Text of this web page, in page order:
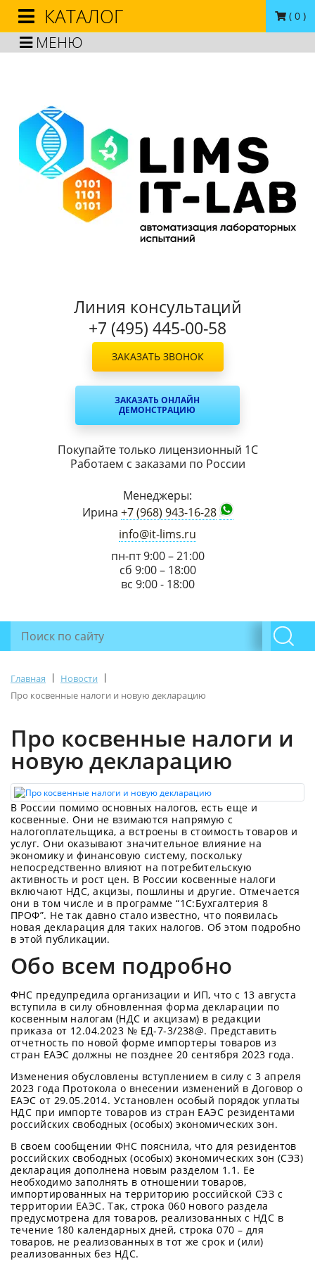
МЕНЮ
( 0 )
Линия консультаций
+7 (495) 445-00-58
ЗАКАЗАТЬ ЗВОНОК
ЗАКАЗАТЬ ОНЛАЙН
ДЕМОНСТРАЦИЮ
Покупайте только лицензионный 1С
Работаем с заказами по России
Менеджеры:
Ирина +7 (968) 943-16-28
info@it-lims.ru
пн-пт 9:00 – 21:00
сб 9:00 – 18:00
вс 9:00 - 18:00
КАТАЛОГ
Главная | Новости
|
Про косвенные налоги и новую декларацию
Про косвенные налоги и
новую декларацию
В России помимо основных налогов, есть еще и
косвенные. Они не взимаются напрямую с
налогоплательщика, а встроены в стоимость товаров и
услуг. Они оказывают значительное влияние на
экономику и финансовую систему, поскольку
непосредственно влияют на потребительскую
активность и рост цен. В России косвенные налоги
включают НДС, акцизы, пошлины и другие. Отмечается
они в том числе и в программе “1С:Бухгалтерия 8
ПРОФ”. Не так давно стало известно, что появилась
новая декларация для таких налогов. Об этом подробно
в этой публикации.
Обо всем подробно
ФНС предупредила организации и ИП, что с 13 августа
вступила в силу обновленная форма декларации по
косвенным налогам (НДС и акцизам) в редакции
приказа от 12.04.2023 № ЕД-7-3/238@. Представить
отчетность по новой форме импортеры товаров из
стран ЕАЭС должны не позднее 20 сентября 2023 года.
Изменения обусловлены вступлением в силу с 3 апреля
2023 года Протокола о внесении изменений в Договор о
ЕАЭС от 29.05.2014. Установлен особый порядок уплаты
НДС при импорте товаров из стран ЕАЭС резидентами
российских свободных (особых) экономических зон.
В своем сообщении ФНС пояснила, что для резидентов
российских свободных (особых) экономических зон (СЭЗ)
декларация дополнена новым разделом 1.1. Ее
необходимо заполнять в отношении товаров,
импортированных на территорию российской СЭЗ с
территории ЕАЭС. Так, строка 060 нового раздела
предусмотрена для товаров, реализованных с НДС в
течение 180 календарных дней, строка 070 – для
товаров, не реализованных в тот же срок и (или)
реализованных без НДС.